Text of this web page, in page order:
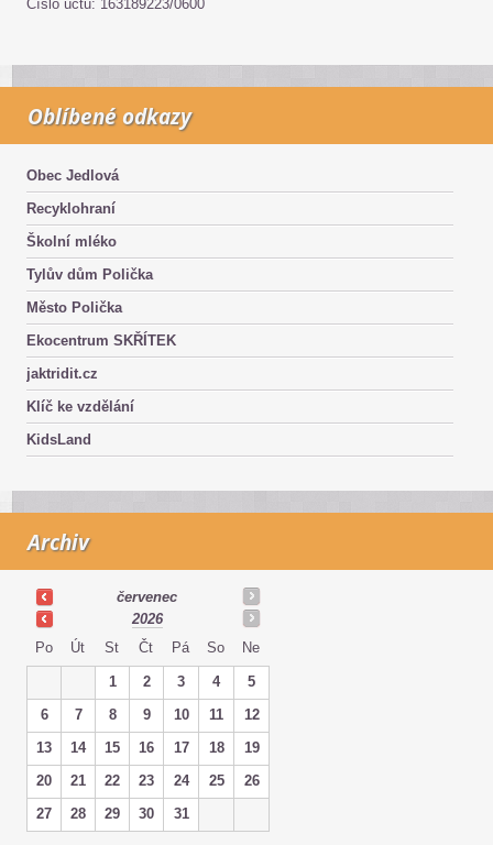
Číslo účtu: 163189223/0600
Oblíbené odkazy
Obec Jedlová
Recyklohraní
Školní mléko
Tylův dům Polička
Město Polička
Ekocentrum SKŘÍTEK
jaktridit.cz
Klíč ke vzdělání
KidsLand
Archiv
červenec
2026
Po
Út St Čt Pá So Ne
1 2 3 4
5
6
7 8 9 10 11
12
13
14 15 16 17 18
19
20
21 22 23 24 25
26
27
28 29 30 31